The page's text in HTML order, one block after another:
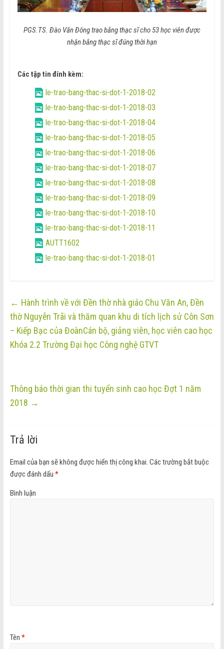
PGS.TS. Đào Văn Đông trao bằng thạc sĩ cho 53 học viên được
nhận bằng thạc sĩ đúng thời hạn
Các tập tin đính kèm:
le-trao-bang-thac-si-dot-1-2018-02
le-trao-bang-thac-si-dot-1-2018-03
le-trao-bang-thac-si-dot-1-2018-04
le-trao-bang-thac-si-dot-1-2018-05
le-trao-bang-thac-si-dot-1-2018-06
le-trao-bang-thac-si-dot-1-2018-07
le-trao-bang-thac-si-dot-1-2018-08
le-trao-bang-thac-si-dot-1-2018-09
le-trao-bang-thac-si-dot-1-2018-10
le-trao-bang-thac-si-dot-1-2018-11
AUTT1602
le-trao-bang-thac-si-dot-1-2018-01
← Hành trình về với Đền thờ nhà giáo Chu Văn An, Đền
thờ Nguyễn Trãi và thăm quan khu di tích lịch sử Côn Sơn
– Kiếp Bạc của ĐoànCán bộ, giảng viên, học viên cao học
Khóa 2.2 Trường Đại học Công nghệ GTVT
Thông báo thời gian thi tuyển sinh cao học Đợt 1 năm
2018 →
Trả lời
Email của bạn sẽ không được hiển thị công khai. Các trường bắt buộc
được đánh dấu *
Bình luận
Tên *